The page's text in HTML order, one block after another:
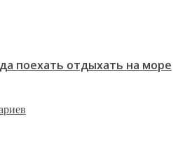
поехать отдыхать на море